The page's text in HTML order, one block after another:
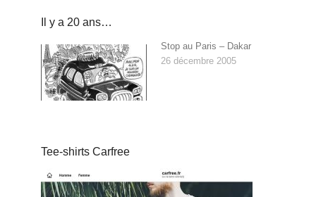
Il y a 20 ans…
Stop au Paris – Dakar
26 décembre 2005
Tee-shirts Carfree